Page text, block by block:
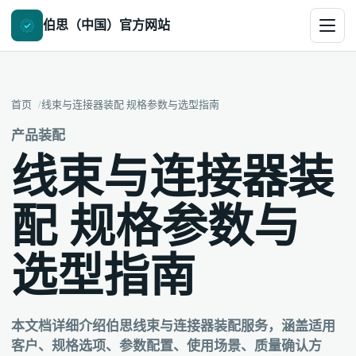
伯思（中国）官方网站
首页 线束与连接器装配 规格参数与选型指南
产品装配
线束与连接器装
配 规格参数与
选型指南
本文档详细介绍伯思线束与连接器装配服务，涵盖适用
客户、规格选项、参数配置、使用场景、质量确认方